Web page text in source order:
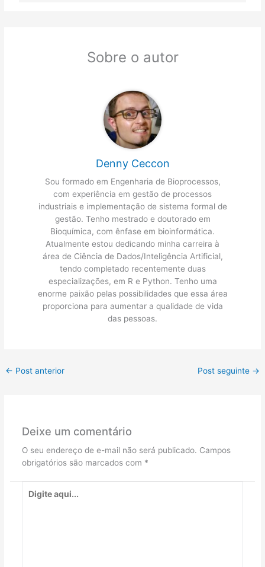
Sobre o autor
Denny Ceccon
Sou formado em Engenharia de Bioprocessos,
com experiência em gestão de processos
industriais e implementação de sistema formal de
gestão. Tenho mestrado e doutorado em
Bioquímica, com ênfase em bioinformática.
Atualmente estou dedicando minha carreira à
área de Ciência de Dados/Inteligência Artificial,
tendo completado recentemente duas
especializações, em R e Python. Tenho uma
enorme paixão pelas possibilidades que essa área
proporciona para aumentar a qualidade de vida
das pessoas.
← Post anterior Post seguinte →
Deixe um comentário
O seu endereço de e-mail não será publicado. Campos
obrigatórios são marcados com *
aqui...